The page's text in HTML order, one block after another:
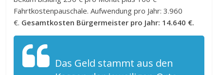
Fahrtkostenpauschale. Aufwendung pro Jahr: 3.960
€. Gesamtkosten Bürgermeister pro Jahr: 14.640 €.
Das Geld stammt aus den